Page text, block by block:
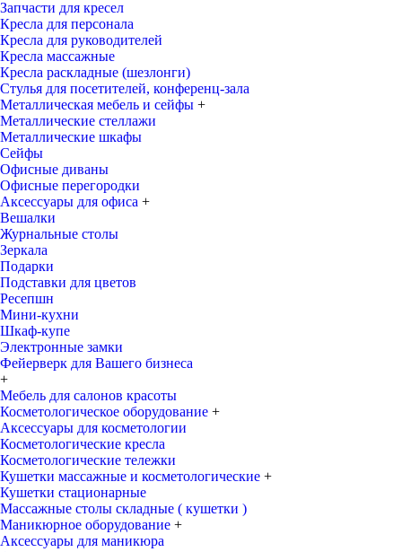
Запчасти для кресел
Кресла для персонала
Кресла для руководителей
Кресла массажные
Кресла раскладные (шезлонги)
Стулья для посетителей, конференц-зала
Металлическая мебель и сейфы +
Металлические стеллажи
Металлические шкафы
Сейфы
Офисные диваны
Офисные перегородки
Аксессуары для офиса +
Вешалки
Журнальные столы
Зеркала
Подарки
Подставки для цветов
Ресепшн
Мини-кухни
Шкаф-купе
Электронные замки
Фейерверк для Вашего бизнеса
+
Мебель для салонов красоты
Косметологическое оборудование +
Аксессуары для косметологии
Косметологические кресла
Косметологические тележки
Кушетки массажные и косметологические +
Кушетки стационарные
Массажные столы складные ( кушетки )
Маникюрное оборудование +
Аксессуары для маникюра